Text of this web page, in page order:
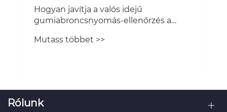
Hogyan javítja a valós idejű
gumiabroncsnyomás-ellenőrzés a
Mutass többet >>
Rólunk